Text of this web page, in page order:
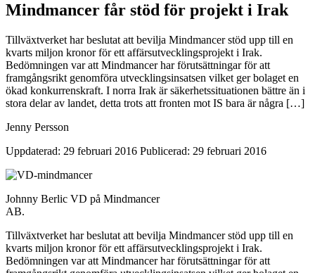
Mindmancer får stöd för projekt i Irak
Tillväxtverket har beslutat att bevilja Mindmancer stöd upp till en
kvarts miljon kronor för ett affärsutvecklingsprojekt i Irak.
Bedömningen var att Mindmancer har förutsättningar för att
framgångsrikt genomföra utvecklingsinsatsen vilket ger bolaget en
ökad konkurrenskraft. I norra Irak är säkerhetssituationen bättre än i
stora delar av landet, detta trots att fronten mot IS bara är några […]
Jenny Persson
Uppdaterad: 29 februari 2016 Publicerad: 29 februari 2016
Johnny Berlic VD på Mindmancer
AB.
Tillväxtverket har beslutat att bevilja Mindmancer stöd upp till en
kvarts miljon kronor för ett affärsutvecklingsprojekt i Irak.
Bedömningen var att Mindmancer har förutsättningar för att